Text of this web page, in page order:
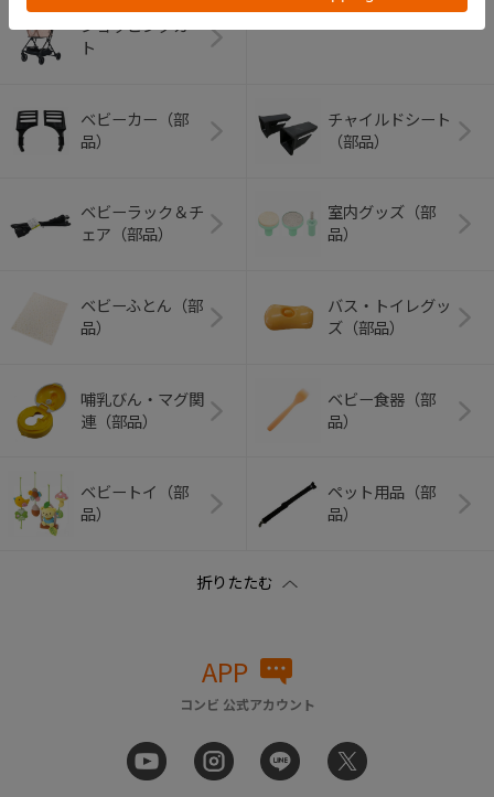
ショッピングカー
ト
ベビーカー（部
品）
チャイルドシート
（部品）
ベビーラック＆チ
ェア（部品）
室内グッズ（部
品）
ベビーふとん（部
品）
バス・トイレグッ
ズ（部品）
哺乳びん・マグ関
連（部品）
ベビー食器（部
品）
ベビートイ（部
品）
ペット用品（部
品）
APP
コンビ 公式アカウント